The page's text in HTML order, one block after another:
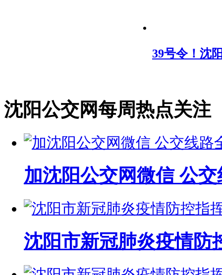
39号令！沈
沈阳公交网每周热点关注
加沈阳公交网微信 公
沈阳市新冠肺炎疫情防